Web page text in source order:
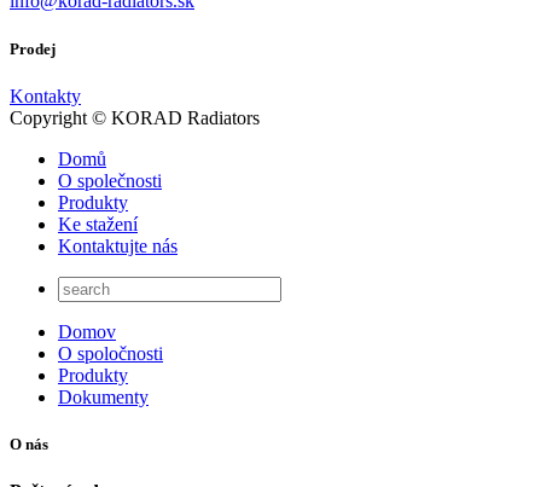
Prodej
Kontakty
Copyright © KORAD Radiators
Domů
O společnosti
Produkty
Ke stažení
Kontaktujte nás
Domov
O spoločnosti
Produkty
Dokumenty
O nás